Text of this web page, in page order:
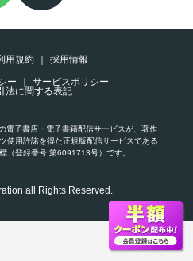
用規約
採用情報
ー
サービスポリシー
法に関する表記
電子書店・電子書籍配信サービスが、著作
使用許諾を得た正規版配信サービスである
（登録番号 第6091713号）です。
all Rights Reserved.